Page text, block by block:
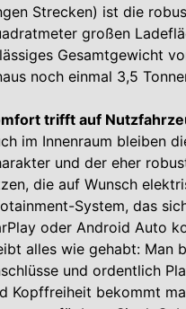
Strecken) ist die
großen
Gesamtgewicht
noch einmal 3,5
trifft auf
im Innenraum bleiben
und der eher
die auf Wunsch
System, das
oder Android Auto
alles wie gehabt: Man
und ordentlich
Kopffreiheit bekommt